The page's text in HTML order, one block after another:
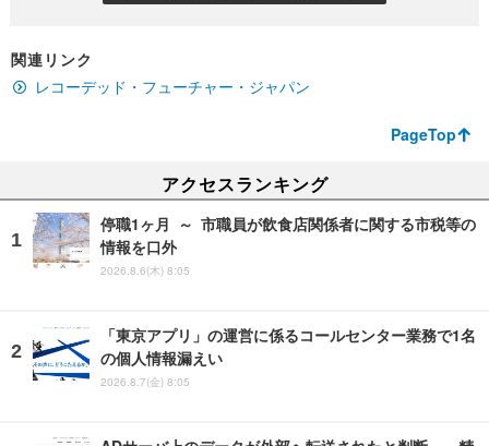
関連リンク
レコーデッド・フューチャー・ジャパン
PageTop
アクセスランキング
停職1ヶ月 ～ 市職員が飲食店関係者に関する市税等の
情報を口外
2026.8.6(木) 8:05
「東京アプリ」の運営に係るコールセンター業務で1名
の個人情報漏えい
2026.8.7(金) 8:05